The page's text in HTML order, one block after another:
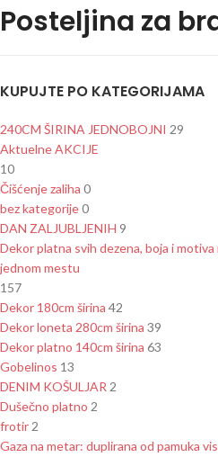
Posteljina za
KUPUJTE PO KATEGORIJAMA
240CM ŠIRINA JEDNOBOJNI 29
Aktuelne AKCIJE
10
Čišćenje zaliha 0
bez kategorije0
DAN ZALJUBLJENIH 9
Dekor platna svih dezena, boja i motiva
jednom mestu
157
Dekor 180cm širina 42
Dekor loneta 280cm širina 39
Dekor platno 140cm širina 63
Gobelinos 13
DENIM KOŠULJAR 2
Dušečno platno 2
frotir 2
Gaza na metar: duplirana od pamuka